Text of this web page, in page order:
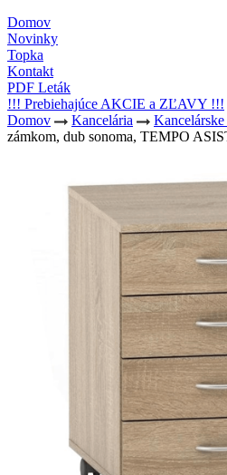
Domov
Novinky
Topka
Kontakt
PDF Leták
!!! Prebiehajúce AKCIE a ZĽAVY !!!
Domov
Kancelária
zámkom, dub sonoma, TEMPO